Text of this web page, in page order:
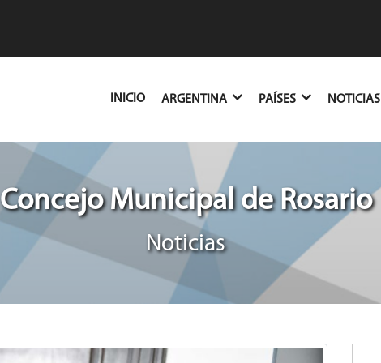
INICIO(CURRENT)
ARGENTINA PAÍSES NOTICIAS
Concejo Municipal de Rosario
Noticias